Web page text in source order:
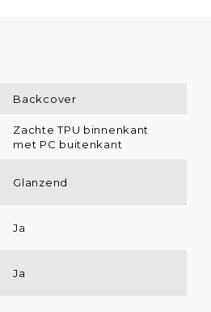
Backcover
Zachte TPU binnenkant
met PC buitenkant
Glanzend
Ja
Ja